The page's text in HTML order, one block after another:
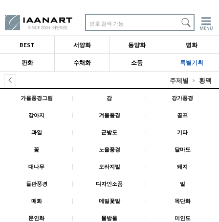
번호 검색 가능
BEST 서양화 동양화 명화
판화 수채화 소품 특별기획
주제별 황맥
가을풍경그림 | 감 | 강가풍경
강아지 | 겨울풍경 | 골프
과일 | 군방도 | 기타
꽃 | 노을풍경 | 달마도
대나무 | 도라지밭 | 돼지
들판풍경 | 디자인소품 | 말
매화 | 메밀꽃밭 | 목단화
문인화 | 물방울 | 미인도